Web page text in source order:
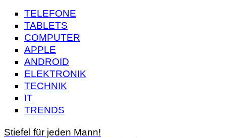
TELEFONE
TABLETS
COMPUTER
APPLE
ANDROID
ELEKTRONIK
TECHNIK
IT
TRENDS
Stiefel für jeden Mann!